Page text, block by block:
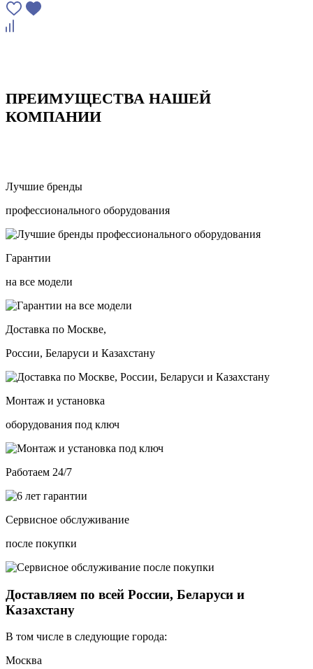
ПРЕИМУЩЕСТВА НАШЕЙ
КОМПАНИИ
Лучшие бренды
профессионального оборудования
Гарантии
на все модели
Доставка по Москве,
России, Беларуси и Казахстану
Монтаж и установка
оборудования под ключ
Работаем 24/7
Сервисное обслуживание
после покупки
Доставляем по всей России, Беларуси и
Казахстану
В том числе в следующие города:
Москва